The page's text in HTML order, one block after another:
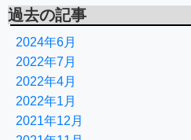
過去の記事
2024年6月
2022年7月
2022年4月
2022年1月
2021年12月